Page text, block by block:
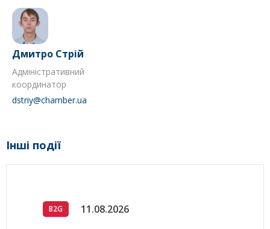
Дмитро Стрій
Адміністративний
координатор
dstriy@chamber.ua
Інші події
B2G 11.08.2026